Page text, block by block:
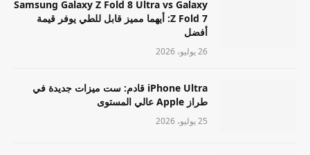
Samsung Galaxy Z Fold 8 Ultra vs Galaxy
Z Fold 7: أيهما مميز قابل للطي يوفر قيمة
أفضل
26 يوليو، 2026
iPhone Ultra قادم: ست ميزات جديدة في
طراز Apple عالي المستوى
25 يوليو، 2026